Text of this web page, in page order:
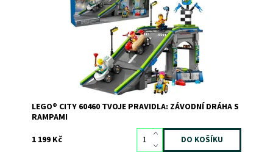
Dostupnost:
Skladem2
12177
LEGO® CITY 60460 TVOJE PRAVIDLA: ZÁVODNÍ DRÁHA S
RAMPAMI
1 199 Kč